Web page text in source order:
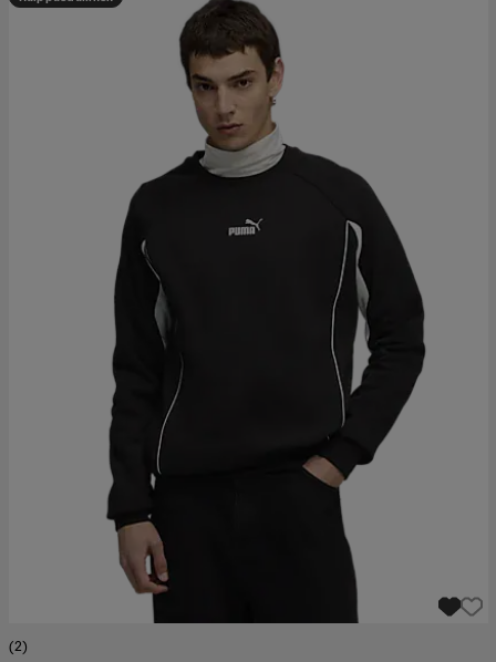
(2)